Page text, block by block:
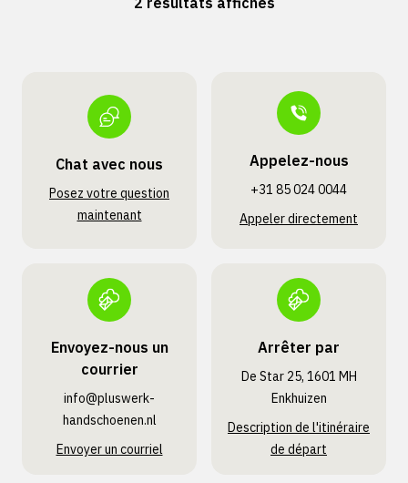
Chat avec nous
Posez votre question
maintenant
Appelez-nous
+31 85 024 0044
Appeler directement
Envoyez-nous un
courrier
info@pluswerk­
handschoenen.nl
Envoyer un courriel
Arrêter par
De Star 25, 1601 MH
Enkhuizen
Description de l'itinéraire
de départ